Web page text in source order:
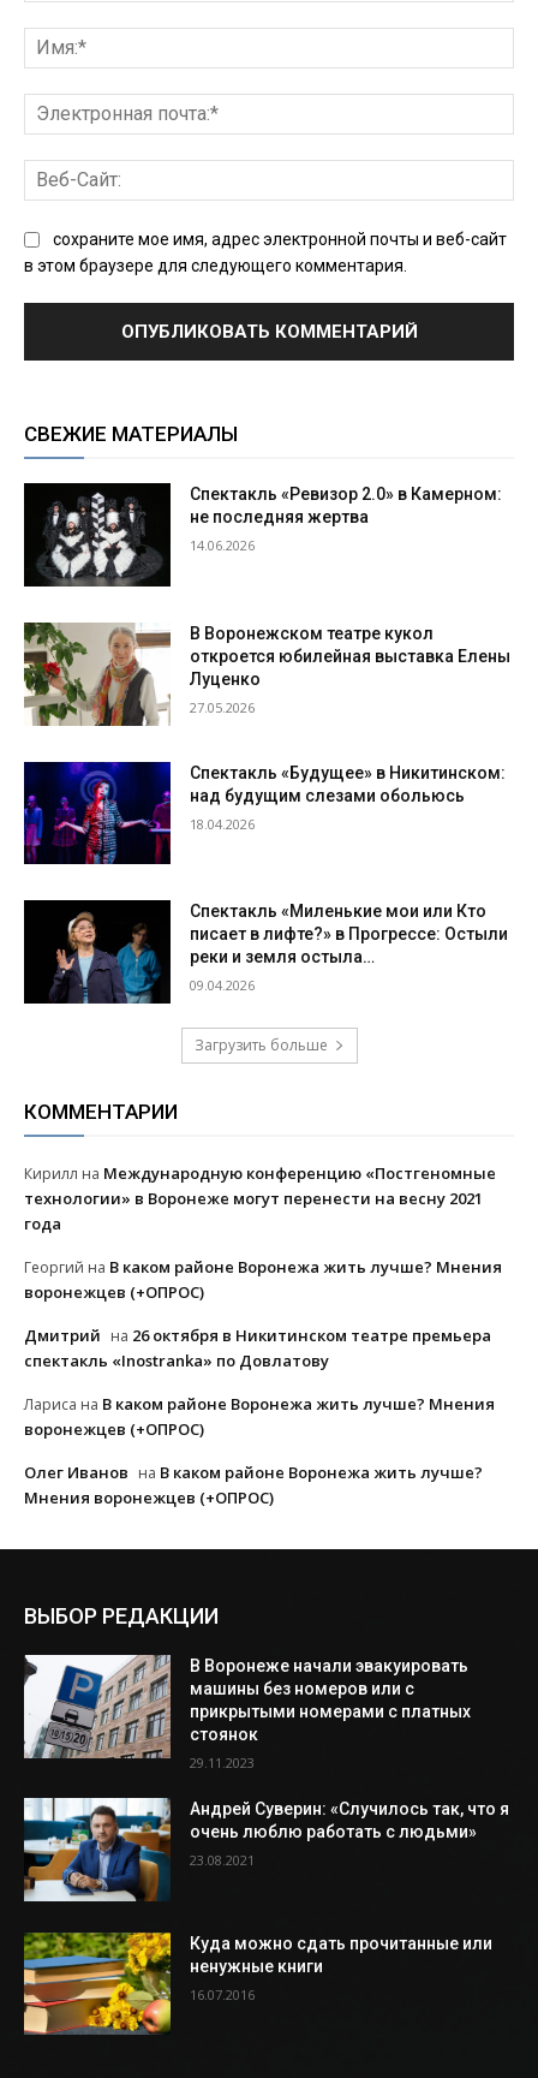
сохраните мое имя, адрес электронной почты и веб-сайт
в этом браузере для следующего комментария.
СВЕЖИЕ МАТЕРИАЛЫ
Спектакль «Ревизор 2.0» в Камерном:
не последняя жертва
14.06.2026
В Воронежском театре кукол
откроется юбилейная выставка Елены
Луценко
27.05.2026
Спектакль «Будущее» в Никитинском:
над будущим слезами обольюсь
18.04.2026
Спектакль «Миленькие мои или Кто
писает в лифте?» в Прогрессе: Остыли
реки и земля остыла…
09.04.2026
Загрузить больше
КОММЕНТАРИИ
Кирилл на Международную конференцию «Постгеномные
технологии» в Воронеже могут перенести на весну 2021
года
Георгий на В каком районе Воронежа жить лучше? Мнения
воронежцев (+ОПРОС)
Дмитрий на 26 октября в Никитинском театре премьера
спектакль «Inostranka» по Довлатову
Лариса на В каком районе Воронежа жить лучше? Мнения
воронежцев (+ОПРОС)
Олег Иванов на В каком районе Воронежа жить лучше?
Мнения воронежцев (+ОПРОС)
ВЫБОР РЕДАКЦИИ
В Воронеже начали эвакуировать
машины без номеров или с
прикрытыми номерами с платных
стоянок
29.11.2023
Андрей Суверин: «Случилось так, что я
очень люблю работать с людьми»
23.08.2021
Куда можно сдать прочитанные или
ненужные книги
16.07.2016